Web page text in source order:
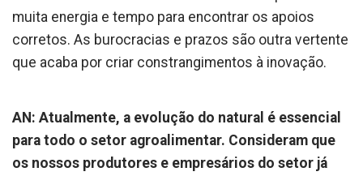
muita energia e tempo para encontrar os apoios
corretos. As burocracias e prazos são outra vertente
que acaba por criar constrangimentos à inovação.
AN: Atualmente, a evolução do natural é essencial
para todo o setor agroalimentar. Consideram que
os nossos produtores e empresários do setor já